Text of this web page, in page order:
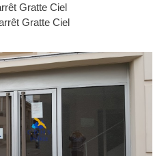
Gratte Ciel
Gratte Ciel